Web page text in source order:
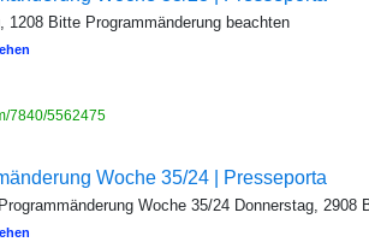
1208 Bitte Programmänderung beachten
7840/5562475
Woche 35/24 | Presseporta
Woche 35/24 Donnerstag, 2908